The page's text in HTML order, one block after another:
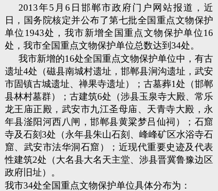
2013年5月6日邯郸市政府门户网站报道，近
日，国务院核定并公布了第七批全国重点文物保护
单位1943处，我市新增全国重点文物保护单位16
处，我市全国重点文物保护单位总数达到34处。
我市新增的16处全国重点文物保护单位中，有古
遗址4处（磁县南城村遗址，邯郸县涧沟遗址，武安
市固镇古城遗址、禅果寺遗址）；古墓葬1处（邯郸
县林村墓群）；古建筑6处（涉县玉泉寺大殿、常乐
龙王庙正殿，武安市九江圣母庙、天青寺大殿，永
年县滏阳河西八闸，邯郸县黄粱梦吕仙祠）；石窟
寺及石刻3处（永年县朱山石刻、峰峰矿区水浴寺石
窟、武安市法华洞石窟）；近现代重要史迹及代表
性建筑2处（大名县大名天主堂、涉县晋冀鲁豫边区
政府旧址）。
我市34处全国重点文物保护单位具体分布为：